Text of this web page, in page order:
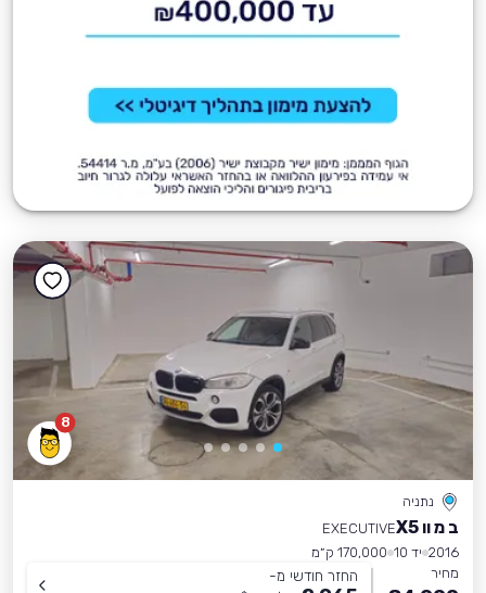
8
נתניה
ב מ וו X5
EXECUTIVE
2016 יד 10
170,000 ק״מ
מחיר
החזר חודשי מ-